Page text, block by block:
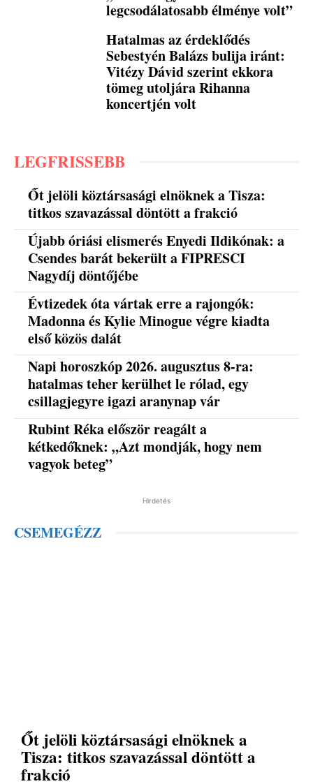
legcsodálatosabb élménye volt”
Hatalmas az érdeklődés
Sebestyén Balázs bulija iránt:
Vitézy Dávid szerint ekkora
tömeg utoljára Rihanna
koncertjén volt
LEGFRISSEBB
Őt jelöli köztársasági elnöknek a Tisza:
titkos szavazással döntött a frakció
Újabb óriási elismerés Enyedi Ildikónak: a
Csendes barát bekerült a FIPRESCI
Nagydíj döntőjébe
Évtizedek óta vártak erre a rajongók:
Madonna és Kylie Minogue végre kiadta
első közös dalát
Napi horoszkóp 2026. augusztus 8-ra:
hatalmas teher kerülhet le rólad, egy
csillagjegyre igazi aranynap vár
Rubint Réka először reagált a
kétkedőknek: „Azt mondják, hogy nem
vagyok beteg”
Hirdetés
CSEMEGÉZZ
Őt jelöli köztársasági elnöknek a
Tisza: titkos szavazással döntött a
frakció